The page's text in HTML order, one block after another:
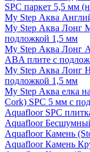
SPC паркет 5,5 мм
My Step Аква
My Step Аква Лонг
подложкой 1,5 мм
My Step Аква Лонг
ABA плите с
My Step Аква Лонг
подложкой 1,5 мм
My Step Аква елка
Cork) SPC 5 мм с
Aquafloor SPC
Aquafloor
Aquafloor Камень
Aquafloor Камень